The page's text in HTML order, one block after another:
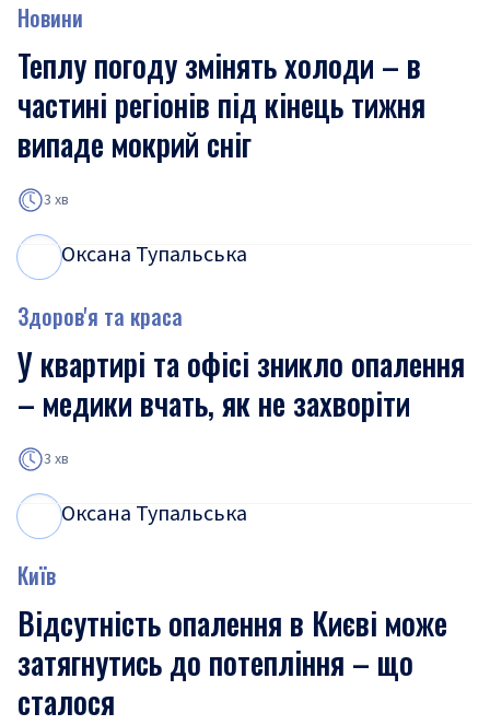
Новини
Теплу погоду змінять холоди – в
частині регіонів під кінець тижня
випаде мокрий сніг
3 хв
Оксана Тупальська
Здоров'я та краса
У квартирі та офісі зникло опалення
– медики вчать, як не захворіти
3 хв
Оксана Тупальська
Київ
Відсутність опалення в Києві може
затягнутись до потепління – що
сталося